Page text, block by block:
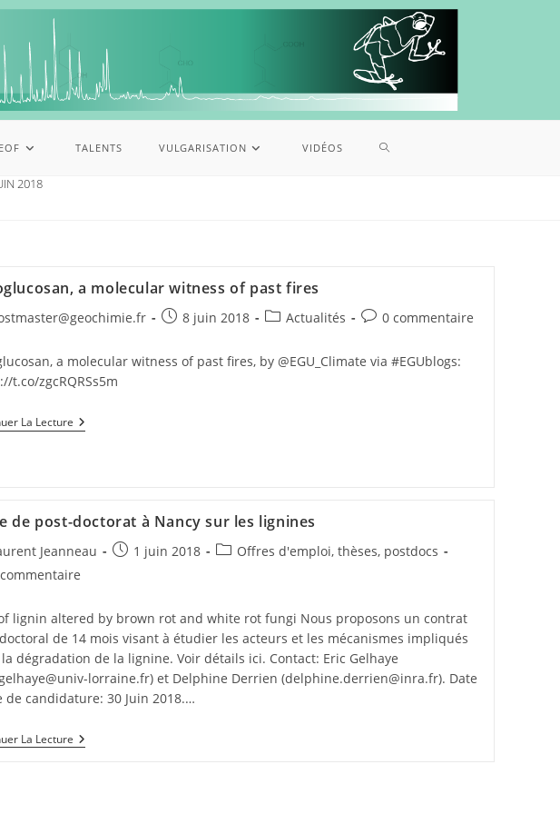
TALENTS VULGARISATION VIDÉOS
2018
a molecular witness of past fires
8 juin 2018 Actualités 0 commentaire
a molecular witness of past fires, by @EGU_Climate via #EGUblogs:
t.co/zgcRQRSs5m
La Lecture
de post-doctorat à Nancy sur les lignines
Jeanneau 1 juin 2018
Offres d'emploi, thèses, postdocs
lignin altered by brown rot and white rot fungi Nous proposons un contrat
de 14 mois visant à étudier les acteurs et les mécanismes impliqués
dégradation de la lignine. Voir détails ici. Contact: Eric Gelhaye
lorraine.fr) et Delphine Derrien (delphine.derrien@inra.fr). Date
de candidature: 30 Juin 2018.…
La Lecture